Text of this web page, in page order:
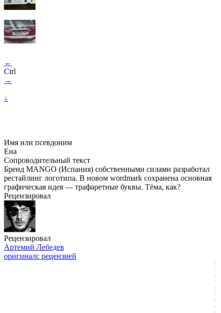
←
Ctrl
→
↓
Имя или псевдоним
Ена
Сопроводительный текст
Бренд MANGO (Испания) собственными силами разработал
рестайлинг логотипа. В новом wordmark сохранена основная
графическая идея — трафаретные буквы. Тёма, как?
Рецензировал
Рецензировал
Артемий Лебедев
оригиналс рецензией